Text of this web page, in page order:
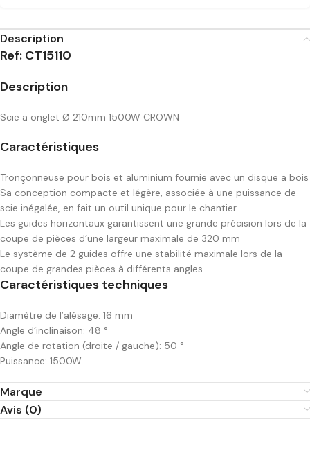
Description
Ref: CT15110
Description
Scie a onglet Ø 210mm 1500W CROWN
Caractéristiques
Tronçonneuse pour bois et aluminium fournie avec un disque a bois
Sa conception compacte et légère, associée à une puissance de
scie inégalée, en fait un outil unique pour le chantier.
Les guides horizontaux garantissent une grande précision lors de la
coupe de pièces d’une largeur maximale de 320 mm
Le système de 2 guides offre une stabilité maximale lors de la
coupe de grandes pièces à différents angles
Caractéristiques techniques
Diamètre de l’alésage: 16 mm
Angle d’inclinaison: 48 °
Angle de rotation (droite / gauche): 50 °
Puissance: 1500W
Marque
Avis (0)